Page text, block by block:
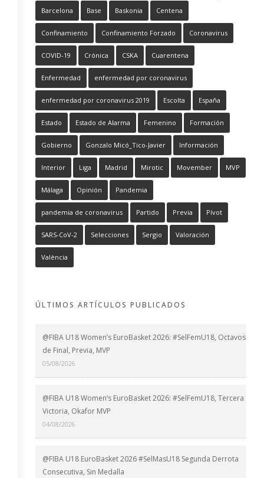
Barcelona Base Baskonia Centena
Confinamiento Confinamiento Forzado Coronavirus
COVID-19 Crónica CSKA Cuarentena
Enfermedad enfermedad por coronavirus
enfermedad por coronavirus 2019 Escolta España
Estado Estado de Alarma Femenino Formación
Gobierno Gonzalo Micó_Tico-Javier Información
Interior Liga Madrid Mirotic Movember MVP
Málaga Opinión Pandemia
pandemia de coronavirus Partido Previa Pívot
SARS-CoV-2 Selecciones Sergio Valoración
València
ÚLTIMOS ARTÍCULOS PUBLICADOS
@FIBA U18 Women’s EuroBasket 2026: #SelFemU18, Octavos
de Final, Previa, MVP
05/08/2026
@FIBA U18 Women’s EuroBasket 2026: #SelFemU18, Tercera
Victoria, Okafor MVP
04/08/2026
@FIBA U18 EuroBasket 2026 #SelMasU18 Segunda Derrota
Consecutiva, Sin Medalla